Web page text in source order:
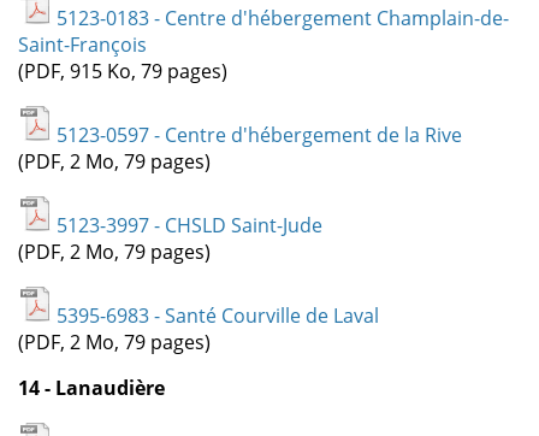
5123-0183 - Centre d'hébergement Champlain-de-
Saint-François
(PDF, 915 Ko, 79 pages)
5123-0597 - Centre d'hébergement de la Rive
(PDF, 2 Mo, 79 pages)
5123-3997 - CHSLD Saint-Jude
(PDF, 2 Mo, 79 pages)
5395-6983 - Santé Courville de Laval
(PDF, 2 Mo, 79 pages)
14 - Lanaudière